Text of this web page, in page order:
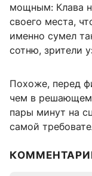
мощным: Клава
своего места,
именно сумел
сотню, зрители
Похоже, перед
чем в решающем
пары минут на
самой